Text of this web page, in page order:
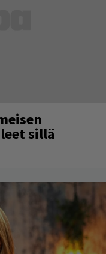
sillä